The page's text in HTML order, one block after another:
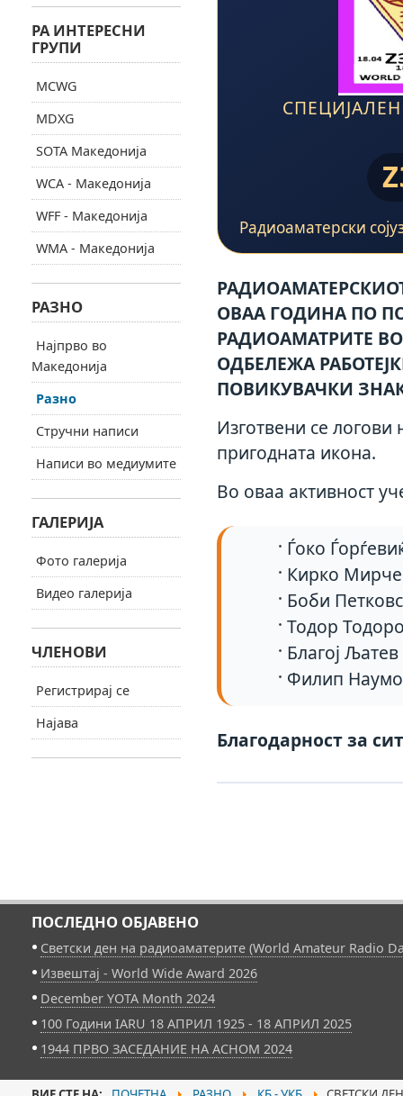
Радиоаматерски
ОВАА ГОДИНА ПО
РАДИОАМАТРИТЕ ВО
ОДБЕЛЕЖА
ПОВИКУВАЧКИ ЗНАК
Изготвени се логови
пригодната икона.
Во оваа активност
Ѓоко
Кирко
Боби
Тодор
Благој
Филип
Благодарност за
РА ИНТЕРЕСНИ
ГРУПИ
MCWG
MDXG
SOTA Македонија
WCA - Македонија
WFF - Македонија
WMA - Македонија
РАЗНО
Најпрво во
Македонија
Разно
Стручни написи
Написи во медиумите
ГАЛЕРИЈА
Фото галерија
Видео галерија
ЧЛЕНОВИ
Регистрирај се
Најава
ПОСЛЕДНО ОБЈАВЕНО
Светски ден на радиоаматерите (World Amateur Radio
Извештај - World Wide Award 2026
December YOTA Month 2024
100 Години IARU 18 АПРИЛ 1925 - 18 АПРИЛ 2025
1944 ПРВО ЗАСЕДАНИЕ НА АСНОМ 2024